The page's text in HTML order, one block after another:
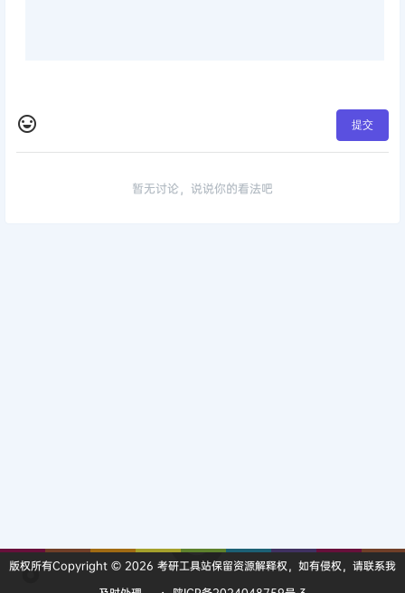
提交
暂无讨论，说说你的看法吧
版权所有Copyright © 2026 考研工具站保留资源解释权，如有侵权，请联系我